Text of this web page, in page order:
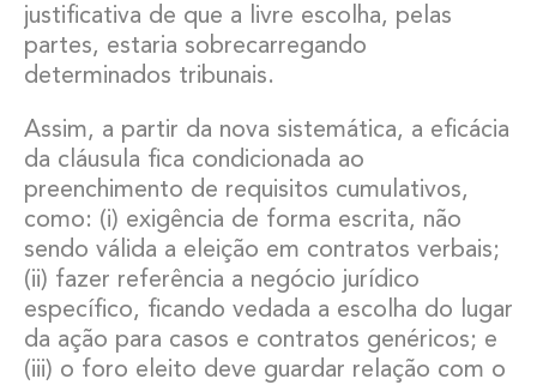
justificativa de que a livre escolha, pelas
partes, estaria sobrecarregando
determinados tribunais.
Assim, a partir da nova sistemática, a eficácia
da cláusula fica condicionada ao
preenchimento de requisitos cumulativos,
como: (i) exigência de forma escrita, não
sendo válida a eleição em contratos verbais;
(ii) fazer referência a negócio jurídico
específico, ficando vedada a escolha do lugar
da ação para casos e contratos genéricos; e
(iii) o foro eleito deve guardar relação com o